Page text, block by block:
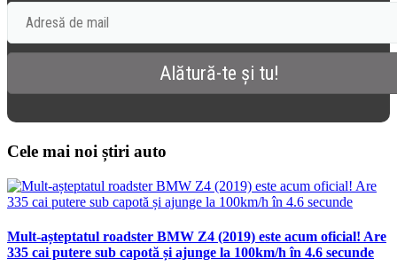
Cele mai noi știri auto
Mult-așteptatul roadster BMW Z4 (2019) este acum oficial! Are
335 cai putere sub capotă și ajunge la 100km/h în 4.6 secunde